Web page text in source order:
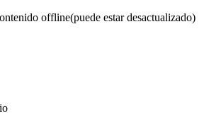
offline(puede estar desactualizado)